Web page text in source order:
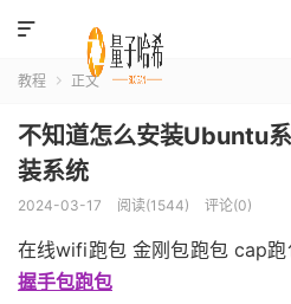

教程  正文
不知道怎么安装Ubuntu
装系统
2024-03-17 阅读(1544) 评论(0)
在线wifi跑包 金刚包跑包 cap
握手包跑包